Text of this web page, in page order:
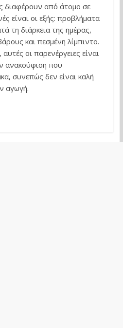
διαφέρουν από άτομο σε
είναι οι εξής: προβλήματα
τη διάρκεια της ημέρας,
και πεσμένη λίμπιντο.
οι παρενέργειες είναι
ανακούφιση που
συνεπώς δεν είναι καλή
αγωγή.